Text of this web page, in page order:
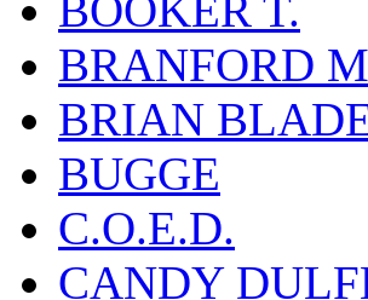
BOOKER T.
BRANFORD
BRIAN
BUGGE
C.O.E.D.
CANDY